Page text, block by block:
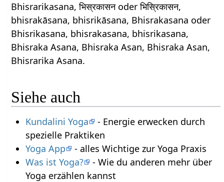
Bhisrarikasana, भिस्रकासन oder भिस्रिकासन,
bhisrakāsana, bhisrikāsana, Bhisrakasana oder
Bhisrikasana, bhisrakasana, bhisrikasana,
Bhisraka Asana, Bhisraka Asan, Bhisraka Asan,
Bhisrarika Asana.
Siehe auch
Kundalini Yoga
- Energie erwecken durch
spezielle Praktiken
Yoga App
- alles Wichtige zur Yoga Praxis
Was ist Yoga?
- Wie du anderen mehr über
Yoga erzählen kannst